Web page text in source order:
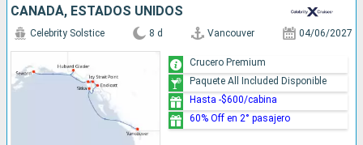
CANADÁ, ESTADOS UNIDOS
Celebrity Solstice 8 d Vancouver 04/06/2027
Crucero Premium
Paquete All Included Disponible
Hasta -$600/cabina
60% Off en 2° pasajero